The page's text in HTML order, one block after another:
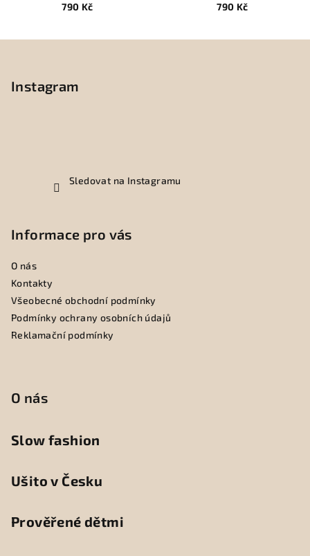
790 Kč
790 Kč
Instagram
Sledovat na Instagramu
Informace pro vás
O nás
Kontakty
Všeobecné obchodní podmínky
Podmínky ochrany osobních údajů
Reklamační podmínky
O nás
Slow fashion
Ušito v Česku
Prověřené dětmi